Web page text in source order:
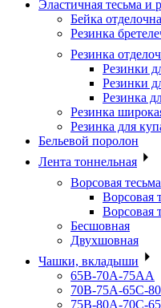
Эластичная тесьма и
Бейка
Резинка
Резинка
Резинки
Резинки
Резинка
Резинка
Резинка для
Бельевой поролон
Лента тоннельная
Ворсовая тесьма
Ворсовая
Ворсовая
Бесшовная
Двухшовная
Чашки, вкладыши
65B-70A-75АА
70В-75А-65С-
75В-80А-70С-